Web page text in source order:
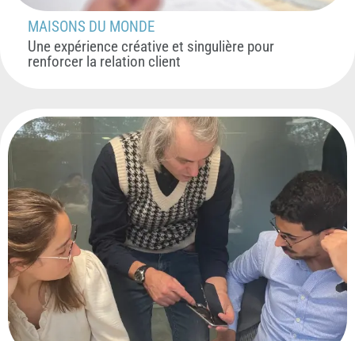
MAISONS DU MONDE
Une expérience créative et singulière pour
renforcer la relation client